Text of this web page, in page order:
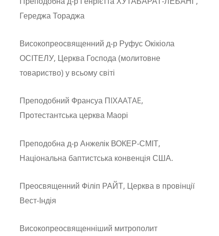
Гереджа Тораджа
Високопреосвященний д-р Руфус Окікіола
ОСІТЕЛУ, Церква Господа (молитовне
товариство) у всьому світі
Преподобний Франсуа ПIХAATAE,
Протестантська церква Маорі
Преподобна д-р Анжелік ВОКЕР-СМІТ,
Національна баптистська конвенція США.
Преосвященний Філіп РАЙТ, Церква в провінції
Вест-Індія
Високопреосвященніший митрополит